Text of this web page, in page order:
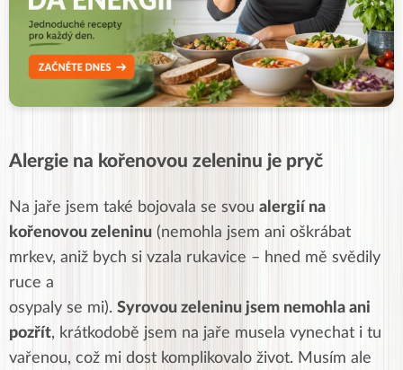
Alergie na kořenovou zeleninu je pryč
Na jaře jsem také bojovala se svou alergií na
kořenovou zeleninu (nemohla jsem ani oškrábat
mrkev, aniž bych si vzala rukavice – hned mě svědily
ruce a
osypaly se mi). Syrovou zeleninu jsem nemohla ani
pozřít, krátkodobě jsem na jaře musela vynechat i tu
vařenou, což mi dost komplikovalo život. Musím ale